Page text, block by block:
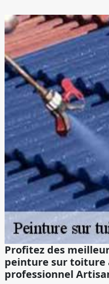
Profitez des
peinture sur toiture
professionnel